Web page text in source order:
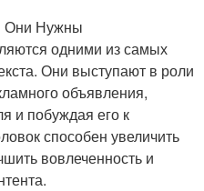
Они Нужны
одними из самых
Они выступают в роли
объявления,
и побуждая его к
способен увеличить
вовлеченность и